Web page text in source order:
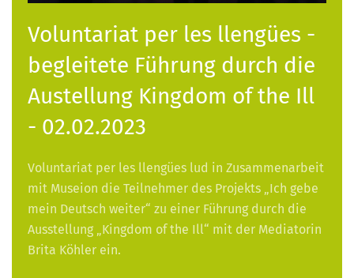
Voluntariat per les llengües -
begleitete Führung durch die
Austellung Kingdom of the Ill
- 02.02.2023
Voluntariat per les llengües lud in Zusammenarbeit
mit Museion die Teilnehmer des Projekts „Ich gebe
mein Deutsch weiter“ zu einer Führung durch die
Ausstellung „Kingdom of the Ill“ mit der Mediatorin
Brita Köhler ein.